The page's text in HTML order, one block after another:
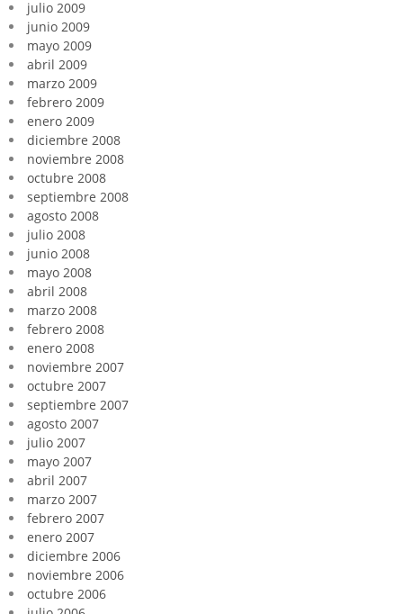
julio 2009
junio 2009
mayo 2009
abril 2009
marzo 2009
febrero 2009
enero 2009
diciembre 2008
noviembre 2008
octubre 2008
septiembre 2008
agosto 2008
julio 2008
junio 2008
mayo 2008
abril 2008
marzo 2008
febrero 2008
enero 2008
noviembre 2007
octubre 2007
septiembre 2007
agosto 2007
julio 2007
mayo 2007
abril 2007
marzo 2007
febrero 2007
enero 2007
diciembre 2006
noviembre 2006
octubre 2006